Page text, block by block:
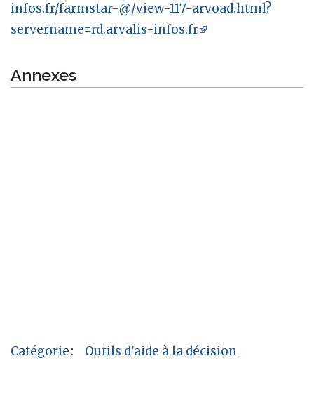
infos.fr/farmstar-@/view-117-arvoad.html?
servername=rd.arvalis-infos.fr
Annexes
Catégorie: Outils d'aide à la décision